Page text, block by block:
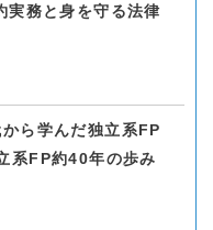
務と身を守る法律
ら学んだ独立系FP
系FP約40年の歩み